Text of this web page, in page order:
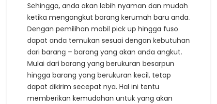
Sehingga, anda akan lebih nyaman dan mudah
ketika mengangkut barang kerumah baru anda.
Dengan pemilihan mobil pick up hingga fuso
dapat anda temukan sesuai dengan kebutuhan
dari barang – barang yang akan anda angkut.
Mulai dari barang yang berukuran besarpun
hingga barang yang berukuran kecil, tetap
dapat dikirim secepat nya. Hal ini tentu
memberikan kemudahan untuk yang akan